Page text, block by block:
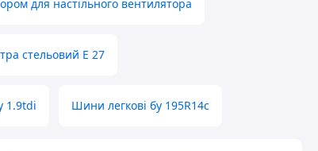
для настільного вентилятора
стельовий E 27
1.9tdi Шини легкові бу 195R14c